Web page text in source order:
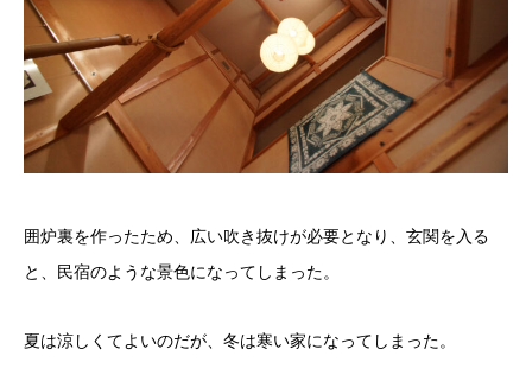
囲炉裏を作ったため、広い吹き抜けが必要となり、玄関を入る
と、民宿のような景色になってしまった。
夏は涼しくてよいのだが、冬は寒い家になってしまった。